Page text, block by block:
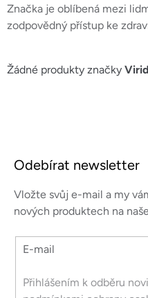
Značka je oblíbená mezi
zodpovědný přístup ke
Žádné produkty značky
Odebírat newsletter
Vložte svůj e-mail a my
nových produktech na
E-mail
Přihlášením k odběru